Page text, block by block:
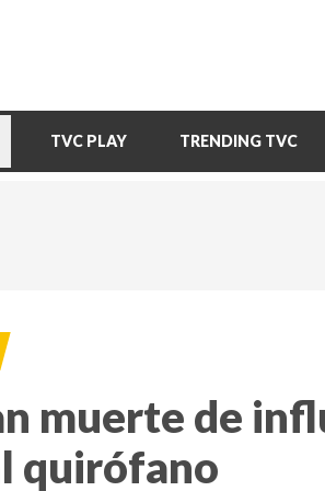
TVC PLAY TRENDING TVC
muerte de
quirófano